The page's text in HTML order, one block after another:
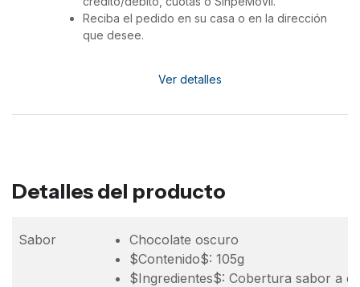
Reciba el pedido en su casa o en la dirección
que desee.
Ver detalles
Detalles del producto
Sabor
Chocolate oscuro
$Contenido$: 105g
$Ingredientes$: Cobertura sabor a